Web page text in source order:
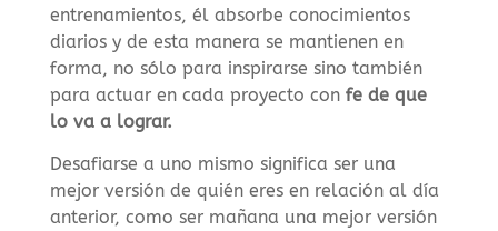
entrenamientos, él absorbe conocimientos
diarios y de esta manera se mantienen en
forma, no sólo para inspirarse sino también
para actuar en cada proyecto con fe de que
lo va a lograr.
Desafiarse a uno mismo significa ser una
mejor versión de quién eres en relación al día
anterior, como ser mañana una mejor versión